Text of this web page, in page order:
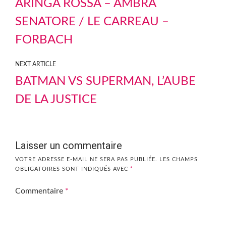
ARINGA ROSSA – AMBRA
SENATORE / LE CARREAU –
FORBACH
NEXT ARTICLE
BATMAN VS SUPERMAN, L’AUBE
DE LA JUSTICE
Laisser un commentaire
VOTRE ADRESSE E-MAIL NE SERA PAS PUBLIÉE.
LES CHAMPS
OBLIGATOIRES SONT INDIQUÉS AVEC *
Commentaire *